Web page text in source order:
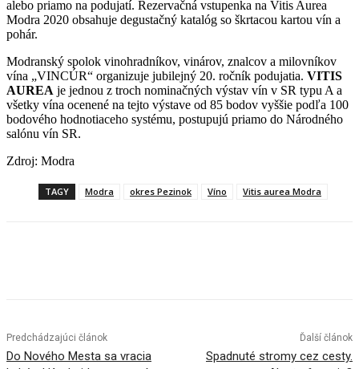
alebo priamo na podujatí. Rezervačná vstupenka na Vitis Aurea
Modra 2020 obsahuje degustačný katalóg so škrtacou kartou vín a
pohár.
Modranský spolok vinohradníkov, vinárov, znalcov a milovníkov
vína „VINCÚR“ organizuje jubilejný 20. ročník podujatia. VITIS
AUREA je jednou z troch nominačných výstav vín v SR typu A a
všetky vína ocenené na tejto výstave od 85 bodov vyššie podľa 100
bodového hodnotiaceho systému, postupujú priamo do Národného
salónu vín SR.
Zdroj: Modra
TAGY Modra okres Pezinok Víno Vitis aurea Modra
Predchádzajúci článok
Do Nového Mesta sa vracia
Ďalší článok
Spadnuté stromy cez cesty.